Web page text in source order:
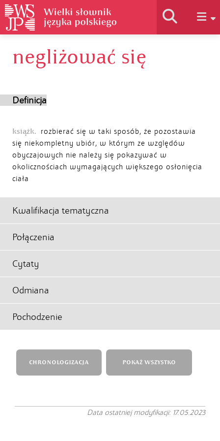
Historia słownika
Autorzy
negliżować się
Definicja
książk.
rozbierać się w taki sposób, że pozostawia
się niekompletny ubiór, w którym ze względów
obyczajowych nie należy się pokazywać w
okolicznościach wymagających większego osłonięcia
ciała
Kwalifikacja tematyczna
Połączenia
Cytaty
Odmiana
Pochodzenie
CHRONOLOGIZACJA POKAŻ WSZYSTKO
Data ostatniej modyfikacji: 17.05.2023